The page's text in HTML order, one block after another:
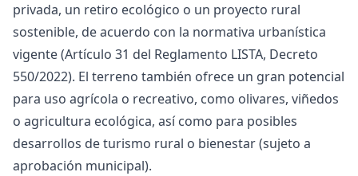
privada, un retiro ecológico o un proyecto rural
sostenible, de acuerdo con la normativa urbanística
vigente (Artículo 31 del Reglamento LISTA, Decreto
550/2022). El terreno también ofrece un gran potencial
para uso agrícola o recreativo, como olivares, viñedos
o agricultura ecológica, así como para posibles
desarrollos de turismo rural o bienestar (sujeto a
aprobación municipal).